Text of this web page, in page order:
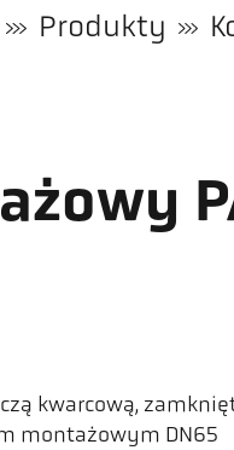
Produkty
kwarcową,
montażowym DN65